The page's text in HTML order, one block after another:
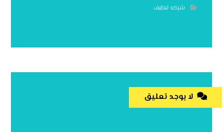
شركه تنظيف
لا يوجد تعليق